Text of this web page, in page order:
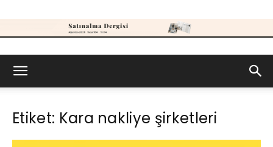
Dergisi
Etiket: Kara nakliye şirketleri